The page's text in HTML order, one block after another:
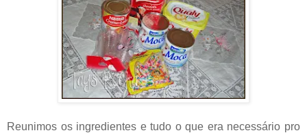
Reunimos os ingredientes e tudo o que era necessário pro